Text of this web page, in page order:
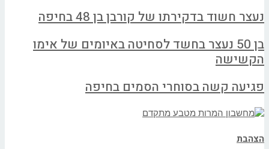
נעצר חשוד בדקירתו של קורבן בן 48 בחיפה
בן 50 נעצר בחשד לסחיטה באיומים של אימו
הקשישה
פגיעה קשה בסוחרי הסמים בחיפה
הצהבת